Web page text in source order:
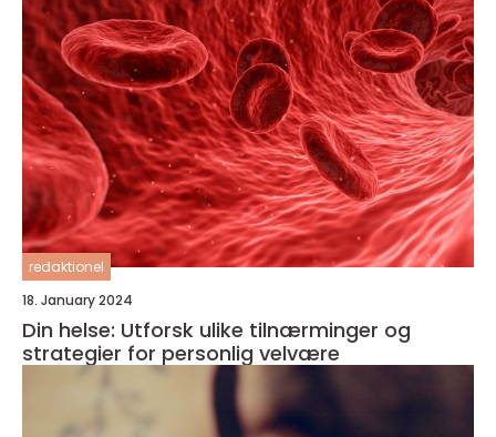
redaktionel
18. January 2024
Din helse: Utforsk ulike tilnærminger og
strategier for personlig velvære